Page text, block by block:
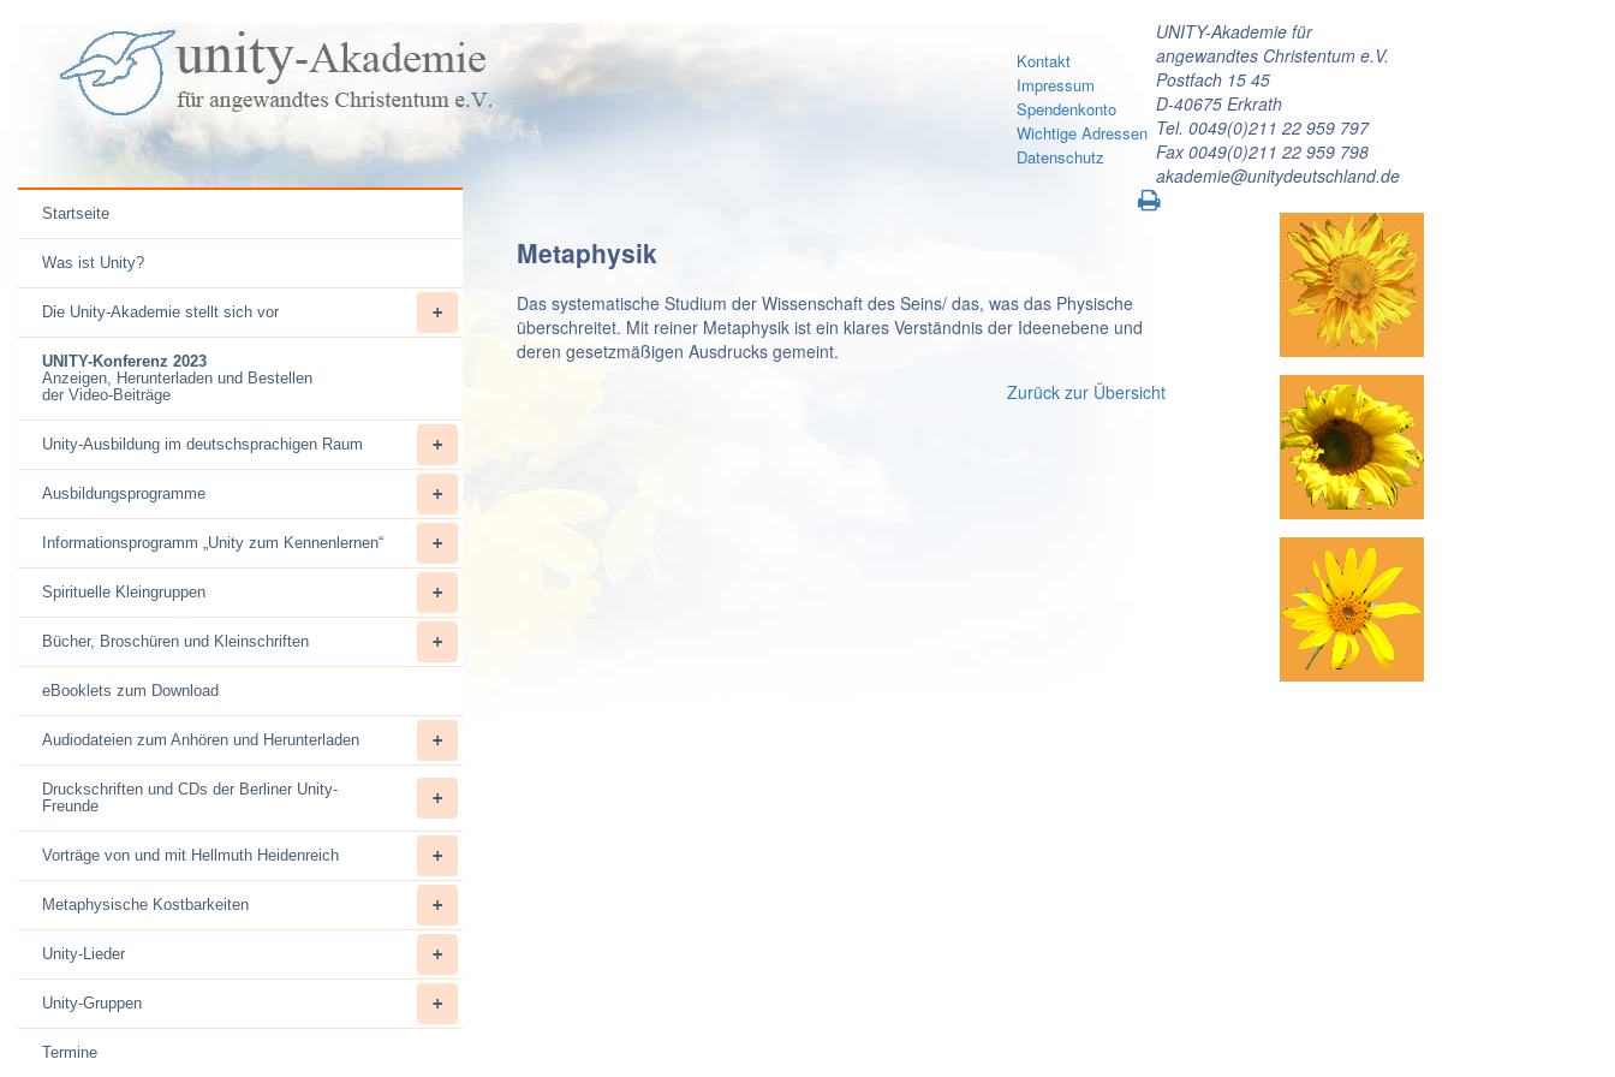
UNITY-Akademie für
angewandtes Christentum e.V.
Postfach 15 45
D-40675 Erkrath
Tel. 0049(0)211 22 959 797
Fax 0049(0)211 22 959 798
akademie@unitydeutschland.de
Kontakt
Impressum
Spendenkonto
Wichtige Adressen
Datenschutz
Startseite
Was ist Unity?
Die Unity-Akademie stellt sich vor
UNITY-Konferenz 2023
Anzeigen, Herunterladen und Bestellen
der Video-Beiträge
Unity-Ausbildung im deutschsprachigen Raum
Ausbildungsprogramme
Informationsprogramm „Unity zum Kennenlernen“
Spirituelle Kleingruppen
Bücher, Broschüren und Kleinschriften
eBooklets zum Download
Audiodateien zum Anhören und Herunterladen
Druckschriften und CDs der Berliner Unity-
Freunde
Vorträge von und mit Hellmuth Heidenreich
Metaphysische Kostbarkeiten
Unity-Lieder
Unity-Gruppen
Termine
Metaphysik
Das systematische Studium der Wissenschaft des Seins/ das, was das Physische
überschreitet. Mit reiner Metaphysik ist ein klares Verständnis der Ideenebene und
deren gesetzmäßigen Ausdrucks gemeint.
Zurück zur Übersicht